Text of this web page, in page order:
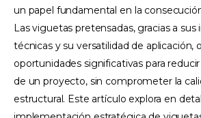
un papel fundamental en la
Las viguetas pretensadas, gracias a
técnicas y su versatilidad de aplicación,
oportunidades significativas para
de un proyecto, sin comprometer la
estructural. Este artículo explora en